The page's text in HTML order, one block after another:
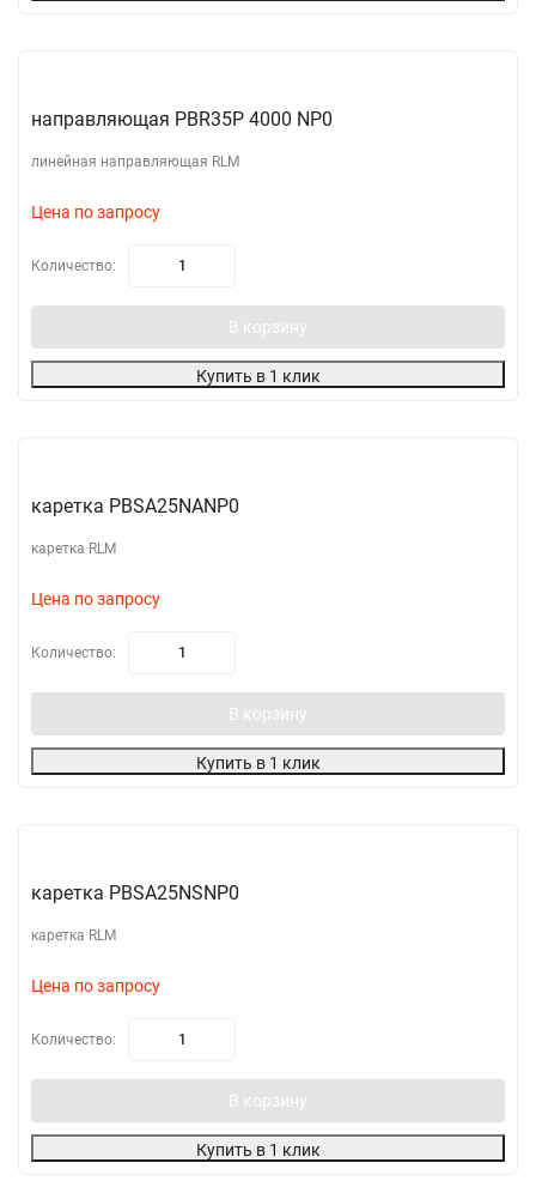
направляющая PBR35P 4000 NP0
линейная направляющая RLM
Цена по запросу
Количество:
В корзину
Купить в 1 клик
каретка PBSA25NANP0
каретка RLM
Цена по запросу
Количество:
В корзину
Купить в 1 клик
каретка PBSA25NSNP0
каретка RLM
Цена по запросу
Количество:
В корзину
Купить в 1 клик